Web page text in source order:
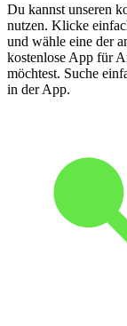
Du kannst unseren
nutzen. Klicke
und wähle eine der
kostenlose App für
möchtest. Suche
in der App.